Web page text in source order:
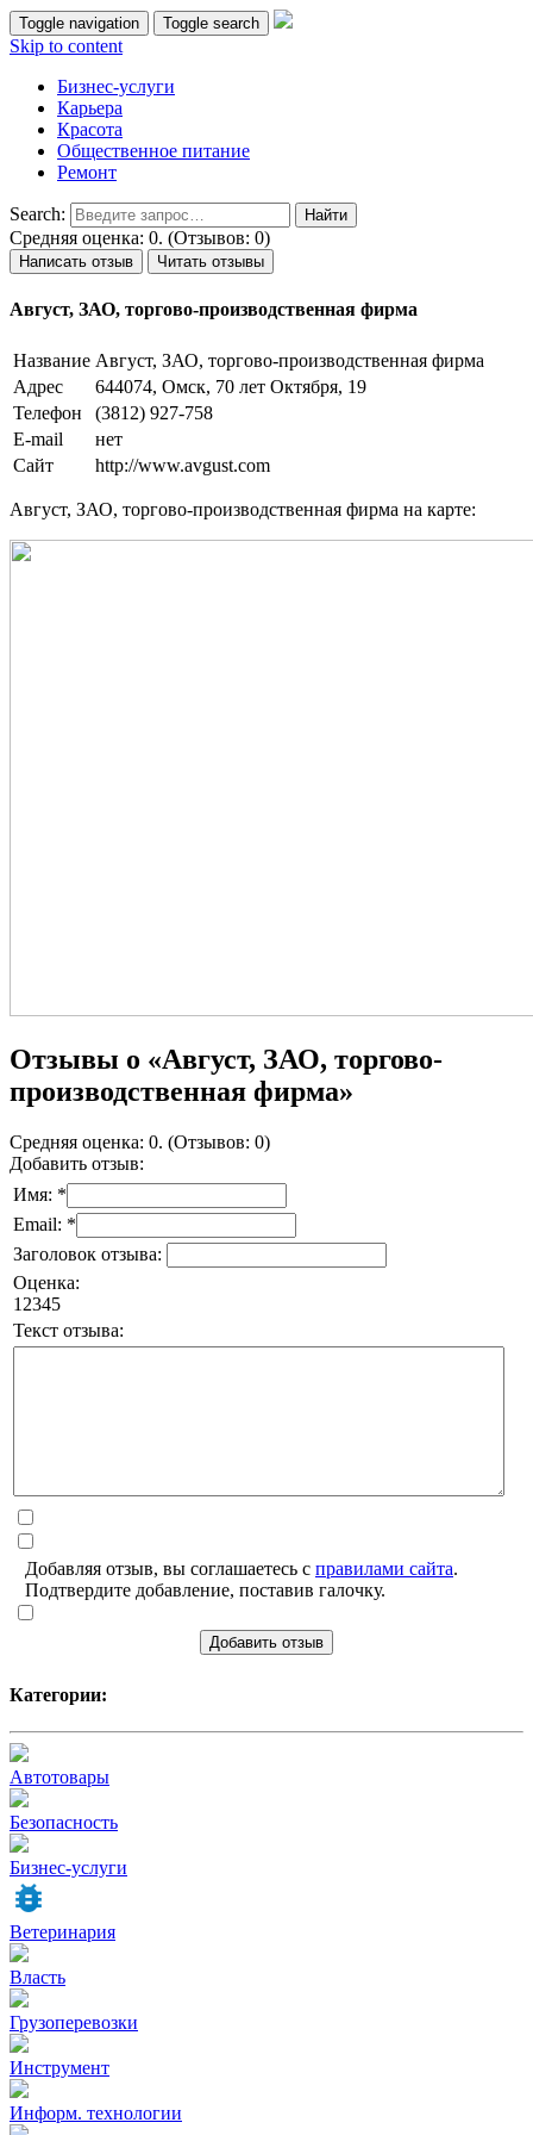
Toggle navigation Toggle search
Skip to content
Бизнес-услуги
Карьера
Красота
Общественное питание
Ремонт
Search:
Средняя оценка: 0. (Отзывов: 0)
Написать отзыв Читать отзывы
Август, ЗАО, торгово-производственная фирма
Название Август, ЗАО, торгово-производственная фирма
Адрес
644074, Омск, 70 лет Октября, 19
Телефон
(3812) 927-758
E-mail
нет
Сайт
http://www.avgust.com
Август, ЗАО, торгово-производственная фирма на карте:
Отзывы о «Август, ЗАО, торгово-
производственная фирма»
Средняя оценка: 0. (Отзывов: 0)
Добавить отзыв:
Имя: *
Email: *
Заголовок отзыва:
Оценка:
1 2345
Текст отзыва:
Добавляя отзыв, вы соглашаетесь с правилами сайта.
Подтвердите добавление, поставив галочку.
Добавить отзыв
Категории:
Автотовары
Безопасность
Бизнес-услуги
Ветеринария
Власть
Грузоперевозки
Инструмент
Информ. технологии